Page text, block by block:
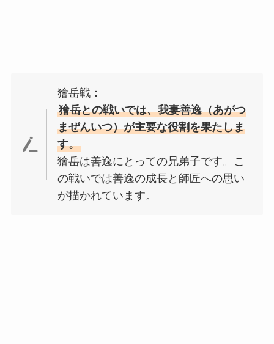
獪岳戦：
獪岳との戦いでは、我妻善逸（あがつ
まぜんいつ）が主要な役割を果たしま
す。
獪岳は善逸にとっての兄弟子です。こ
の戦いでは善逸の成長と師匠への思い
が描かれています。